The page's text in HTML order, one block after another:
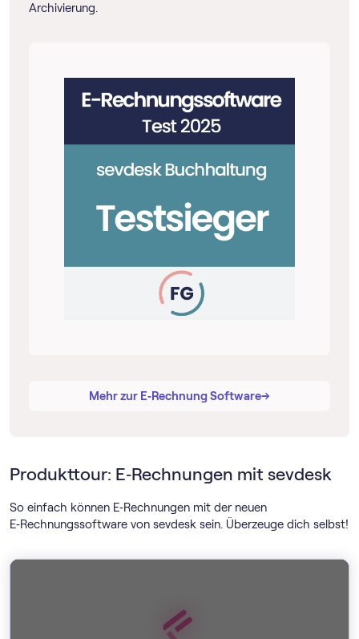
Archivierung.
Mehr zur E‑Rechnung Software→
→
Produkttour: E‑Rechnungen mit sevdesk
So einfach können E‑Rechnungen mit der neuen
E‑Rechnungssoftware von sevdesk sein. Überzeuge dich selbst!